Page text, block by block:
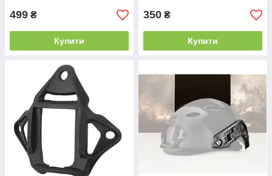
499 ₴
Купити
350 ₴
Купити